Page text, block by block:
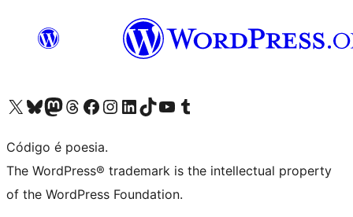
Visite a nossa conta X (antigo Twitter)
Visit our Bluesky account
Visit our Mastodon account
Visit our Threads account
Visite a nossa página do Facebook
Visite a nossa conta no Instagram
Visite a nossa conta no LinkedIn
Visit our TikTok account
Visit our YouTube channel
Visit our Tumblr account
Código é poesia.
The WordPress® trademark is the intellectual property
of the WordPress Foundation.